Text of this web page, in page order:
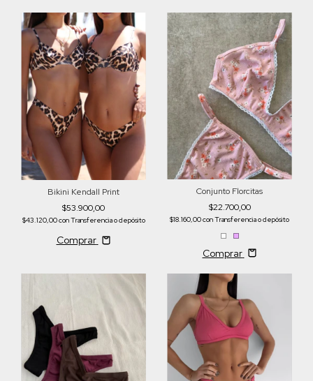
Bikini Kendall Print
$53.900,00
$43.120,00conTransferencia o depósito
Comprar
Conjunto Florcitas
$22.700,00
$18.160,00conTransferencia o depósito
Comprar